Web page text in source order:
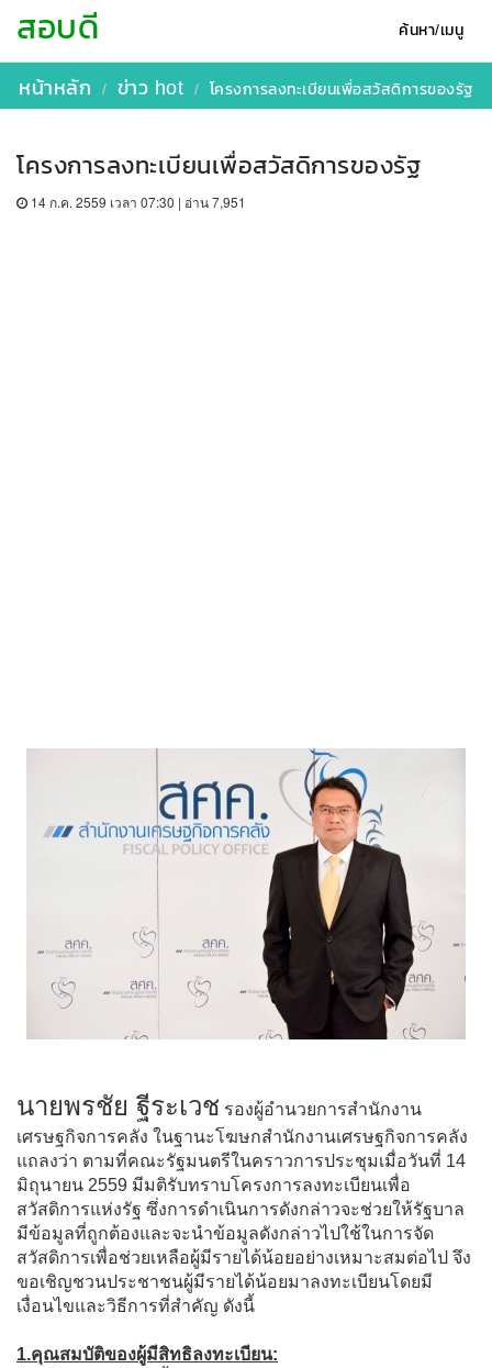
ค้นหา/เมนู
สอบดี
หน้าหลัก ข่าว hot โครงการลงทะเบียนเพื่อสวัสดิการของรัฐ
โครงการลงทะเบียนเพื่อสวัสดิการของรัฐ
14 ก.ค. 2559 เวลา 07:30 | อ่าน 7,951
นายพรชัย ฐีระเวช รองผู้อำนวยการสำนักงาน
เศรษฐกิจการคลัง ในฐานะโฆษกสำนักงานเศรษฐกิจการคลัง
แถลงว่า ตามที่คณะรัฐมนตรีในคราวการประชุมเมื่อวันที่ 14
มิถุนายน 2559 มีมติรับทราบโครงการลงทะเบียนเพื่อ
สวัสดิการแห่งรัฐ ซึ่งการดำเนินการดังกล่าวจะช่วยให้รัฐบาล
มีข้อมูลที่ถูกต้องและจะนำข้อมูลดังกล่าวไปใช้ในการจัด
สวัสดิการเพื่อช่วยเหลือผู้มีรายได้น้อยอย่างเหมาะสมต่อไป จึง
ขอเชิญชวนประชาชนผู้มีรายได้น้อยมาลงทะเบียนโดยมี
เงื่อนไขและวิธีการที่สำคัญ ดังนี้
1.คุณสมบัติของผู้มีสิทธิลงทะเบียน: